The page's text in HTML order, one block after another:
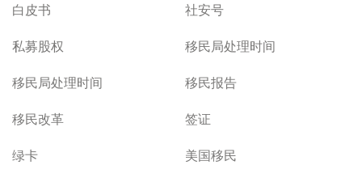
白皮书
社安号
私募股权
移民局处理时间
移民局处理时间
移民报告
移民改革
签证
绿卡
美国移民